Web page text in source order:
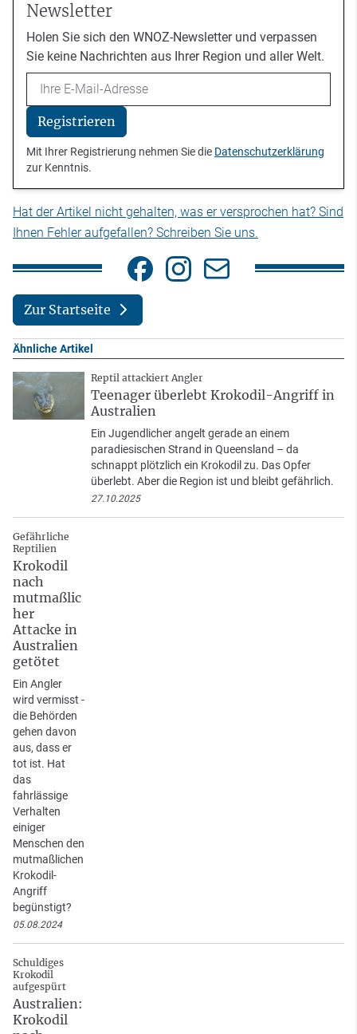
Newsletter
Holen Sie sich den WNOZ-Newsletter und verpassen
Sie keine Nachrichten aus Ihrer Region und aller Welt.
Email
Registrieren
Mit Ihrer Registrierung nehmen Sie die Datenschutzerklärung
zur Kenntnis.
Hat der Artikel nicht gehalten, was er versprochen hat? Sind
Ihnen Fehler aufgefallen? Schreiben Sie uns.
Zur Startseite
Ähnliche Artikel
Reptil attackiert Angler
Teenager überlebt Krokodil-Angriff in
Australien
Ein Jugendlicher angelt gerade an einem
paradiesischen Strand in Queensland – da
schnappt plötzlich ein Krokodil zu. Das Opfer
überlebt. Aber die Region ist und bleibt gefährlich.
27.10.2025
Gefährliche
Reptilien
Krokodil
nach
mutmaßlic
her
Attacke in
Australien
getötet
Ein Angler
wird vermisst -
die Behörden
gehen davon
aus, dass er
tot ist. Hat
das
fahrlässige
Verhalten
einiger
Menschen den
mutmaßlichen
Krokodil-
Angriff
begünstigt?
05.08.2024
Schuldiges
Krokodil
aufgespürt
Australien:
Krokodil